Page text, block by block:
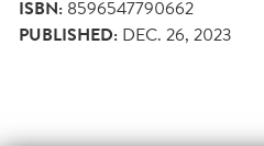
ISBN: 8596547790662
PUBLISHED: DEC. 26, 2023